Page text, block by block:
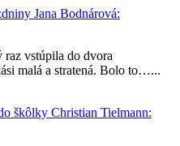
Jana Bodnárová:
vstúpila do dvora
malá a stratená. Bolo to…...
Christian Tielmann: